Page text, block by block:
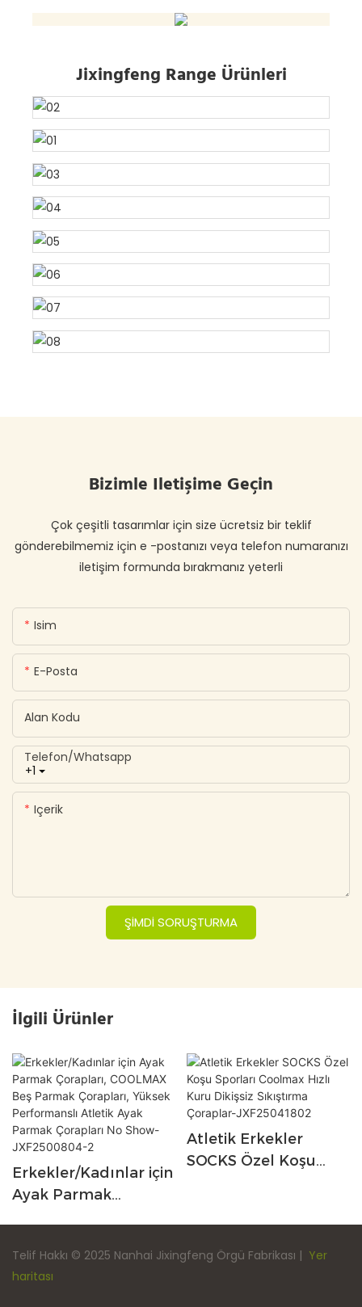
Jixingfeng Range Ürünleri
Bizimle Iletişime Geçin
Çok çeşitli tasarımlar için size ücretsiz bir teklif
gönderebilmemiz için e -postanızı veya telefon numaranızı
iletişim formunda bırakmanız yeterli
Isim
E-Posta
Alan Kodu
+1
Telefon/whatsapp
Içerik
ŞIMDI SORUŞTURMA
İlgili Ürünler
Erkekler/Kadınlar için
Ayak Parmak
Çorapları, Yüksek
Performanslı Atletik
Atletik Erkekler
SOCKS Özel Koşu
Sıkıştırma Çoraplar-
JXF25041802
Telif Hakkı © 2025 Nanhai Jixingfeng Örgü Fabrikası | Yer
haritası